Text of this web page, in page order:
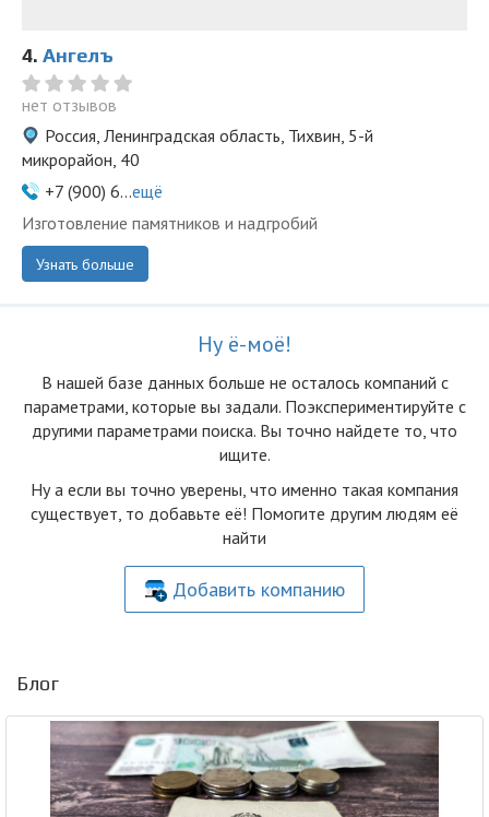
4. Ангелъ
нет отзывов
Россия, Ленинградская область, Тихвин, 5-й
микрорайон, 40
+7 (900) 6...ещё
Изготовление памятников и надгробий
Узнать больше
Ну ё-моё!
В нашей базе данных больше не осталоcь компаний с
параметрами, которые вы задали. Поэкспериментируйте с
другими параметрами поиска. Вы точно найдете то, что
ищите.
Ну а если вы точно уверены, что именно такая компания
существует, то добавьте её! Помогите другим людям её
найти
Добавить компанию
Блог